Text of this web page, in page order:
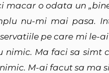
macar o odata un
nu-mi mai pasa.
pe care mi le-
nimic. Ma faci sa simt
M-ai facut sa ma